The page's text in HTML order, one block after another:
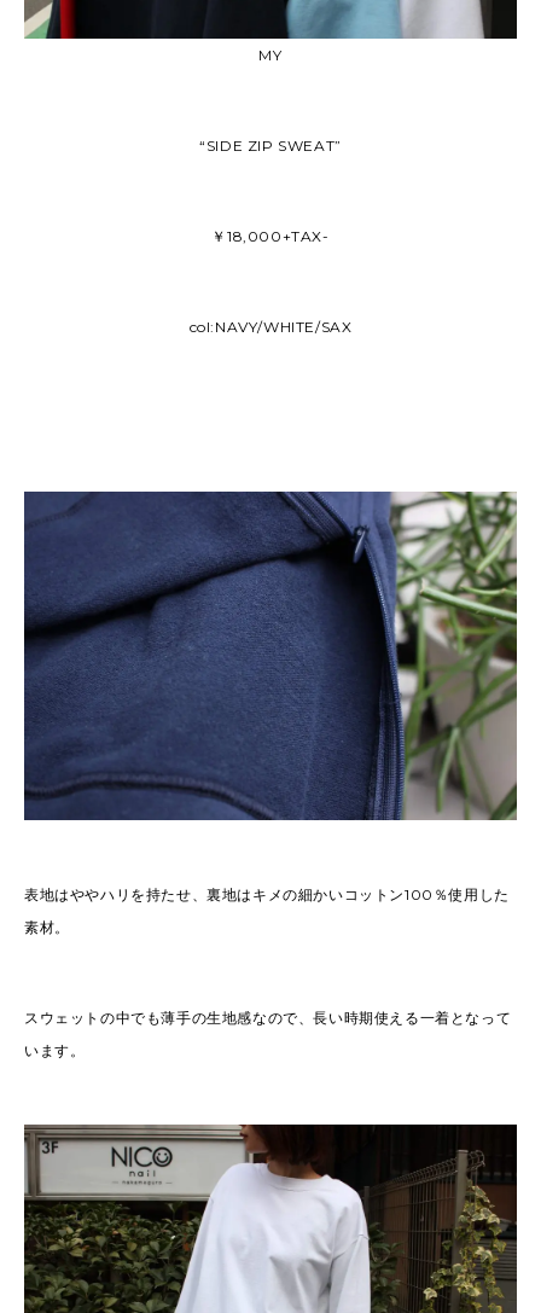
MY
“SIDE ZIP SWEAT”
￥18,000+TAX-
col:NAVY/WHITE/SAX
表地はややハリを持たせ、裏地はキメの細かいコットン100％使用した
素材。
スウェットの中でも薄手の生地感なので、長い時期使える一着となって
います。